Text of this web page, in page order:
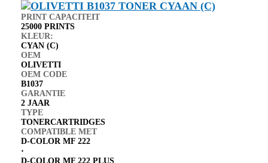
PRINT CAPACITEIT
25000 PRINTS
KLEUR:
CYAN (C)
OEM
OLIVETTI
OEM CODE
B1037
GARANTIE
2 JAAR
TYPE
TONERCARTRIDGES
COMPATIBLE MET
D-COLOR MF 222
⋅
D-COLOR MF 222 PLUS